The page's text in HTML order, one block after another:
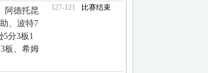
阿德托昆
、波特7
5分3板1
板、希姆
127-121 比赛结束